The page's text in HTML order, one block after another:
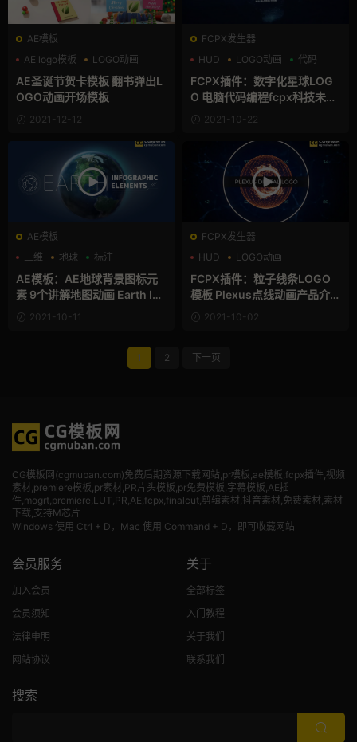
AE模板
AE logo模板
LOGO动画
书
AE圣诞节贺卡模板 翻书弹出L
OGO动画开场模板
2021-12-12
FCPX发生器
HUD
LOGO动画 代码
FCPX插件：数字化星球LOG
O 电脑代码编程fcpx科技未来
视频片头 Digital Access Log
o Reveal
2021-10-22
AE模板
三维
地球 标注
AE模板：AE地球背景图标元
素 9个讲解地图动画 Earth Inf
ographic Elements
2021-10-11
FCPX发生器
HUD
LOGO动画
全息素材
FCPX插件：粒子线条LOGO
模板 Plexus点线动画产品介绍
游戏fcpx片头 Digital Plexus
2021-10-02
1 2 下一页
CG模板网(cgmuban.com)免费后期资源下载网站,pr模板,ae模板,fcpx插件,视频
素材,premiere模板,pr素材,PR片头模板,pr免费模板,字幕模板,AE插
件,mogrt,premiere,LUT,PR,AE,fcpx,finalcut,剪辑素材,抖音素材,免费素材,素材
下载,支持M芯片
Windows 使用 Ctrl + D，Mac 使用 Command + D，即可收藏网站
会员服务
加入会员
会员须知
法律申明
网站协议
关于
全部标签
入门教程
关于我们
联系我们
搜索